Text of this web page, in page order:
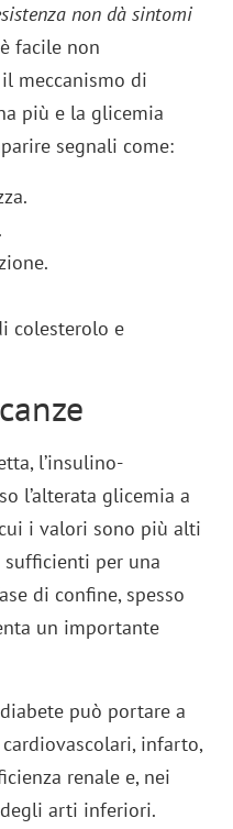
non dà sintomi
facile non
meccanismo di
più e la glicemia
segnali come:
colesterolo e
l’insulino-
l’alterata glicemia a
i valori sono più alti
per una
di confine, spesso
un importante
può portare a
infarto,
renale e, nei
arti inferiori.